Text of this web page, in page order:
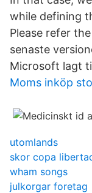
while defining
Please refer
senaste
Microsoft lagt
Moms inköp
utomlands
skor copa
wham songs
julkorgar foretag